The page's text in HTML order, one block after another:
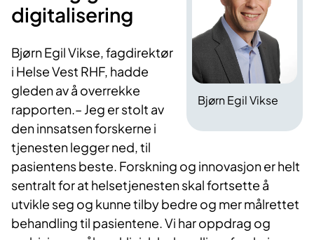
Bjørn Egil Vikse
digitalisering
​Bjørn Egil Vikse, fagdirektør
i Helse Vest R​HF, hadde
gleden av å overrekke
rapporten.– Jeg er stolt av
den innsatsen forskerne i
tjenesten legger ned, til
pasientens beste. Forskning og innovasjon er helt
sentralt for at helsetjenesten skal fortsette å
utvikle seg og kunne tilby bedre og mer målrettet
behandling til pasientene. Vi har oppdrag og